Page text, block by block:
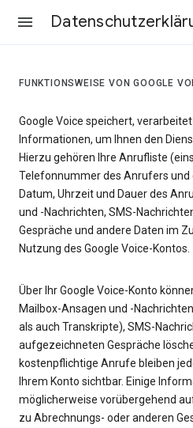
FUNKTIONSWEISE VON GOOGLE
Google Voice speichert,
Informationen, um Ihnen den
Hierzu gehören Ihre Anrufliste
Telefonnummer des Anrufers
Datum, Uhrzeit und Dauer des
und -Nachrichten, SMS-
Gespräche und andere Daten im
Nutzung des Google Voice-Kontos.
Über Ihr Google Voice-Konto
Mailbox-Ansagen und -
als auch Transkripte), SMS-
aufgezeichneten Gespräche
kostenpflichtige Anrufe bleiben
Ihrem Konto sichtbar. Einige
möglicherweise vorübergehend
zu Abrechnungs- oder anderen